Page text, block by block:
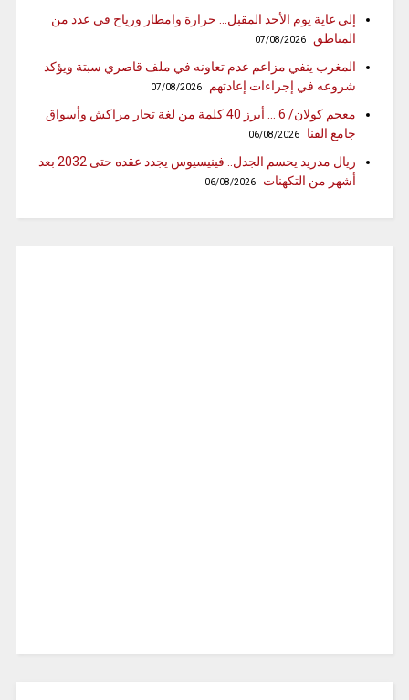
إلى غاية يوم الأحد المقبل… حرارة وامطار ورياح في عدد من
المناطق
07/08/2026
المغرب ينفي مزاعم عدم تعاونه في ملف قاصري سبتة ويؤكد
شروعه في إجراءات إعادتهم
07/08/2026
معجم كولان/ 6 … أبرز 40 كلمة من لغة تجار مراكش وأسواق
جامع الفنا
06/08/2026
ريال مدريد يحسم الجدل.. فينيسيوس يجدد عقده حتى 2032 بعد
أشهر من التكهنات
06/08/2026